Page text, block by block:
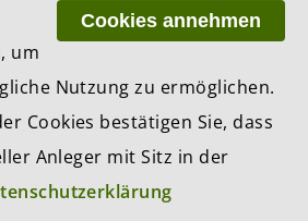
ADRESSE
Content Production GmbH
38
8002 Zürich
Cookies annehmen
um
Nutzung zu ermöglichen.
Cookies bestätigen Sie, dass
Anleger mit Sitz in der